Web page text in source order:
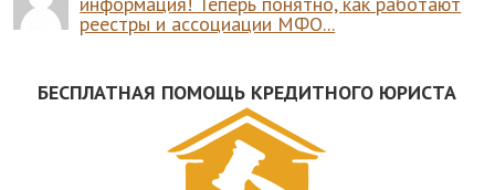
реестры и ассоциации МФО...
БЕСПЛАТНАЯ ПОМОЩЬ КРЕДИТНОГО ЮРИСТА